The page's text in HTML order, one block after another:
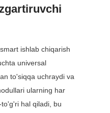
ishlab chiqarish
universal
to'siqqa uchraydi va
ularning har
hal qiladi, bu